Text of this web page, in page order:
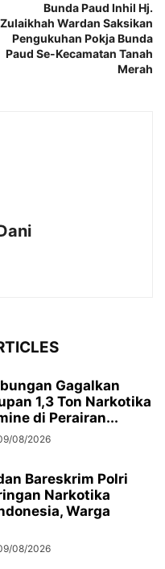
Bunda Paud Inhil Hj.
Zulaikhah Wardan Saksikan
Pengukuhan Pokja Bunda
Paud Se-Kecamatan Tanah
Merah
Gagalkan
1,3 Ton Narkotika
di Perairan...
08/2026
Bareskrim Polri
Narkotika
Warga
08/2026